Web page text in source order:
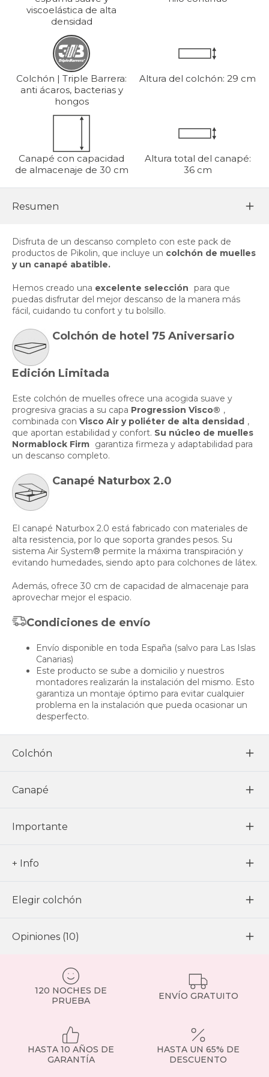
viscoelástica de alta
densidad
Colchón | Triple Barrera:
anti ácaros, bacterias y
hongos
Altura del colchón: 29 cm
Canapé con capacidad
de almacenaje de 30 cm
Altura total del canapé:
36 cm
Resumen
Disfruta de un descanso completo con este pack de
productos de Pikolin, que incluye un colchón de muelles
y un canapé abatible.
Hemos creado una excelente selección para que
puedas disfrutar del mejor descanso de la manera más
fácil, cuidando tu confort y tu bolsillo.
Colchón de hotel 75 Aniversario
Edición Limitada
Este colchón de muelles ofrece una acogida suave y
progresiva gracias a su capa Progression Visco® ,
combinada con Visco Air y poliéter de alta densidad ,
que aportan estabilidad y confort. Su núcleo de muelles
Normablock Firm garantiza firmeza y adaptabilidad para
un descanso completo.
Canapé Naturbox 2.0
El canapé Naturbox 2.0 está fabricado con materiales de
alta resistencia, por lo que soporta grandes pesos. Su
sistema Air System® permite la máxima transpiración y
evitando humedades, siendo apto para colchones de látex.
Además, ofrece 30 cm de capacidad de almacenaje para
aprovechar mejor el espacio.
Condiciones de envío
Envío disponible en toda España (salvo para Las Islas
Canarias)
Este producto se sube a domicilio y nuestros
montadores realizarán la instalación del mismo. Esto
garantiza un montaje óptimo para evitar cualquier
problema en la instalación que pueda ocasionar un
desperfecto.
Colchón
Canapé
Importante
+ Info
Elegir colchón
Opiniones (10)
120 NOCHES DE
PRUEBA
ENVÍO GRATUITO
HASTA 10 AÑOS DE
GARANTÍA
HASTA UN 65% DE
DESCUENTO